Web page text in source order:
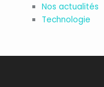
Nos actualités
Technologie